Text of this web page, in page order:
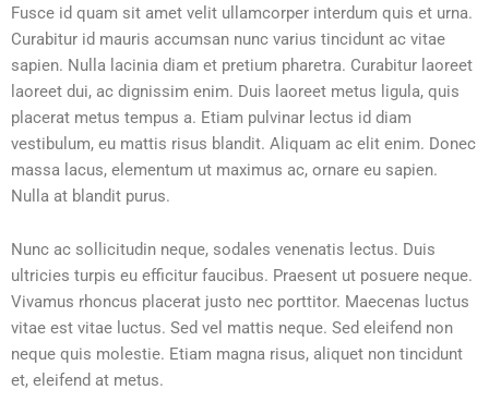
Fusce id quam sit amet velit ullamcorper interdum quis et urna.
Curabitur id mauris accumsan nunc varius tincidunt ac vitae
sapien. Nulla lacinia diam et pretium pharetra. Curabitur laoreet
laoreet dui, ac dignissim enim. Duis laoreet metus ligula, quis
placerat metus tempus a. Etiam pulvinar lectus id diam
vestibulum, eu mattis risus blandit. Aliquam ac elit enim. Donec
massa lacus, elementum ut maximus ac, ornare eu sapien.
Nulla at blandit purus.
Nunc ac sollicitudin neque, sodales venenatis lectus. Duis
ultricies turpis eu efficitur faucibus. Praesent ut posuere neque.
Vivamus rhoncus placerat justo nec porttitor. Maecenas luctus
vitae est vitae luctus. Sed vel mattis neque. Sed eleifend non
neque quis molestie. Etiam magna risus, aliquet non tincidunt
et, eleifend at metus.